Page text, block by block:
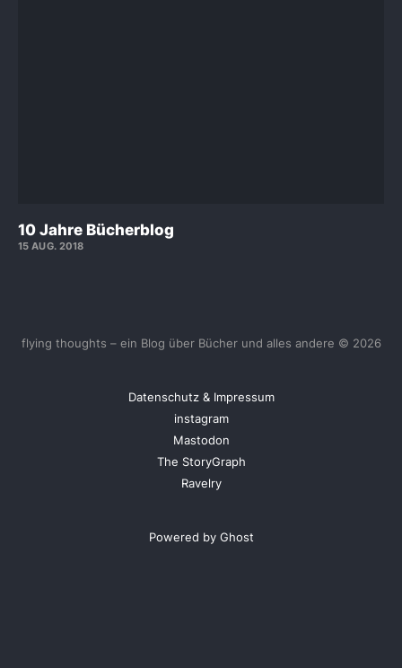
10 Jahre Bücherblog
15 AUG. 2018
flying thoughts – ein Blog über Bücher und alles andere © 2026
Datenschutz & Impressum
instagram
Mastodon
The StoryGraph
Ravelry
Powered by Ghost